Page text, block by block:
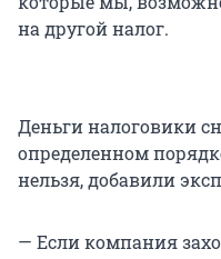
на другой налог.
Деньги налоговики
определенном
нельзя, добавили
— Если компания